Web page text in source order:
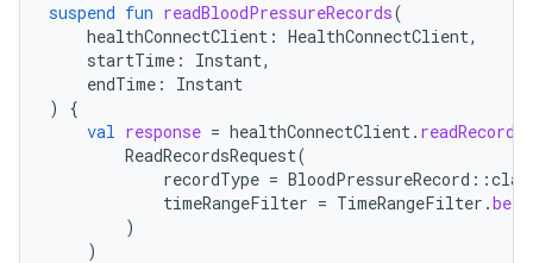
suspend fun readBloodPressureRecords(
healthConnectClient : HealthConnectClient,
startTime : Instant,
endTime :
Instant
)
{
val response = healthConnectClient. readRecords
ReadRecordsRequest(
recordType = BloodPressureRecord ::
timeRangeFilter = TimeRangeFilter .
)
)